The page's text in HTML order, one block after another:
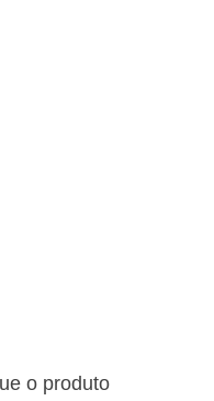
o produto